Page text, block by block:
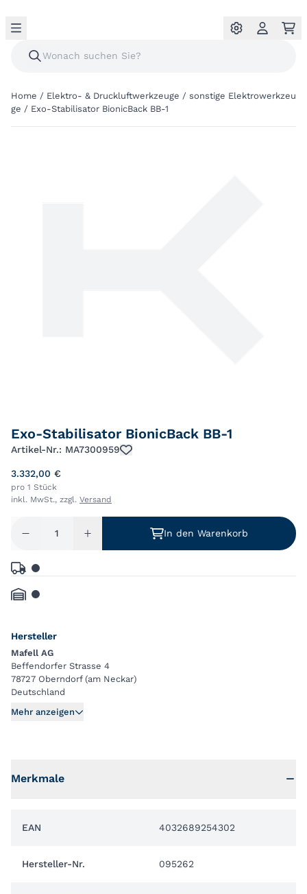
Home / Elektro- & Druckluftwerkzeuge / sonstige Elektrowerkzeu
ge / Exo-Stabilisator BionicBack BB-1
Exo-Stabilisator BionicBack BB-1
Artikel-Nr.: MA7300959
3.332,00 €
pro 1 Stück
inkl. MwSt., zzgl. Versand
In den Warenkorb
Hersteller
Mafell AG
Beffendorfer Strasse 4
78727 Oberndorf (am Neckar)
Deutschland
Mehr anzeigen
Merkmale
EAN 4032689254302
Hersteller-Nr. 095262